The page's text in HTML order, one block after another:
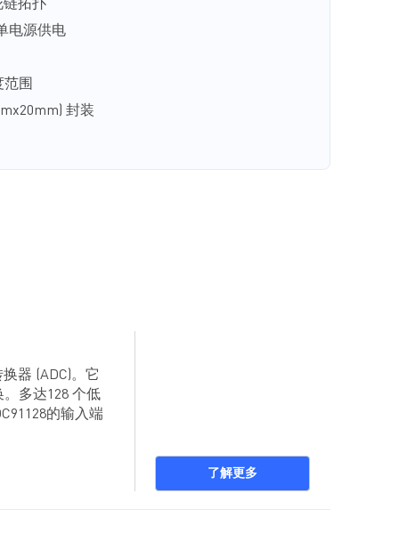
链拓扑
电源供电
范围
封装
器 (ADC)。它
多达128 个低
的输入端
了解更多